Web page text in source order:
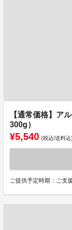
【通常価格】ア
300g）
¥5,540 (税込/送料込)
ご提供予定時期：ご支